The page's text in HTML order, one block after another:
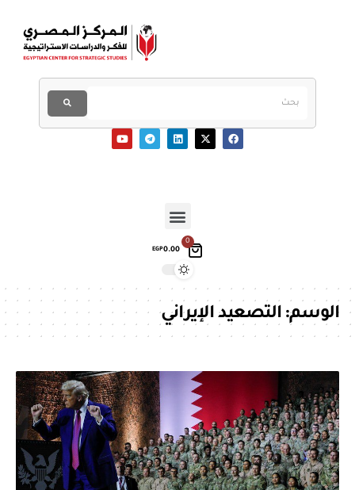
0
EGP0.00
الوسم:التصعيد الإيراني